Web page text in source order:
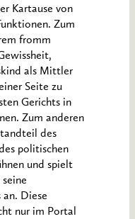
Kartause von
Zum
fromm
als Mittler
Seite zu
Gerichts in
Zum anderen
des
politischen
und spielt
an. Diese
nur im Portal